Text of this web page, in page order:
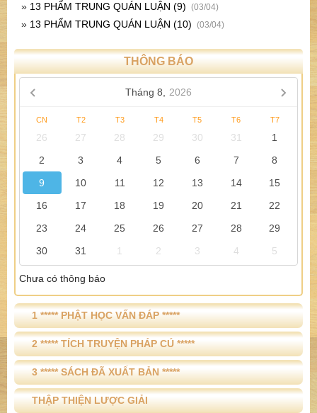
» 13 PHẨM TRUNG QUÁN LUẬN (9) (03/04)
» 13 PHẨM TRUNG QUÁN LUẬN (10) (03/04)
THÔNG BÁO
Tháng 8, 2026
CN T2 T3 T4 T5 T6 T7
26 27 28 29 30 31
1
2
3 4 5 6 7
8
9
10 11 12 13 14
15
16
17 18 19 20 21
22
23
24 25 26 27 28
29
30
31 1 2 3 4 5
Chưa có thông báo
1 ***** PHẬT HỌC VẤN ĐÁP *****
2 ***** TÍCH TRUYỆN PHÁP CÚ *****
3 ***** SÁCH ĐÃ XUẤT BẢN *****
THẬP THIỆN LƯỢC GIẢI